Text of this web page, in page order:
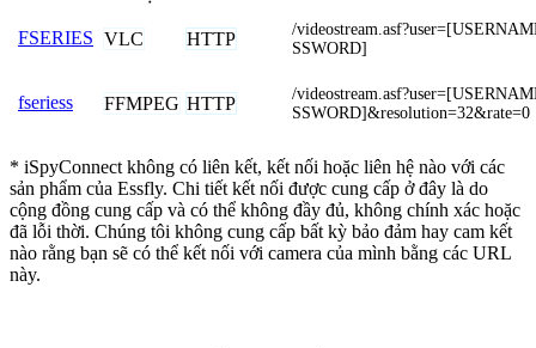
FSERIES VLC HTTP
/
SSWORD]
fseriess FFMPEG HTTP
/
SSWORD]&resolution=32&rate=0
* iSpyConnect không có liên kết, kết nối hoặc liên hệ nào với các
sản phẩm của Essfly. Chi tiết kết nối được cung cấp ở đây là do
cộng đồng cung cấp và có thể không đầy đủ, không chính xác hoặc
đã lỗi thời. Chúng tôi không cung cấp bất kỳ bảo đảm hay cam kết
nào rằng bạn sẽ có thể kết nối với camera của mình bằng các URL
này.